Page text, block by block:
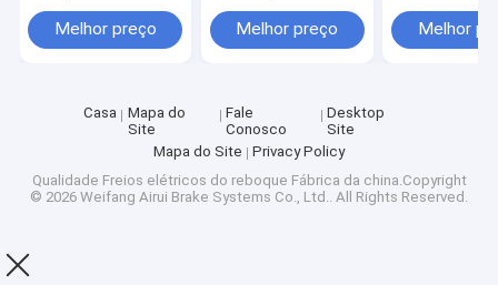
Melhor preço
QT450 do reboque de
PCD
Melhor preço
cubo do
talões
Melhor
Casa
Mapa do
Site
Fale
Conosco
Desktop
Site
Mapa do Site
Privacy Policy
Qualidade Freios elétricos do reboque Fábrica da china.Copyright
© 2026 Weifang Airui Brake Systems Co., Ltd.. All Rights Reserved.